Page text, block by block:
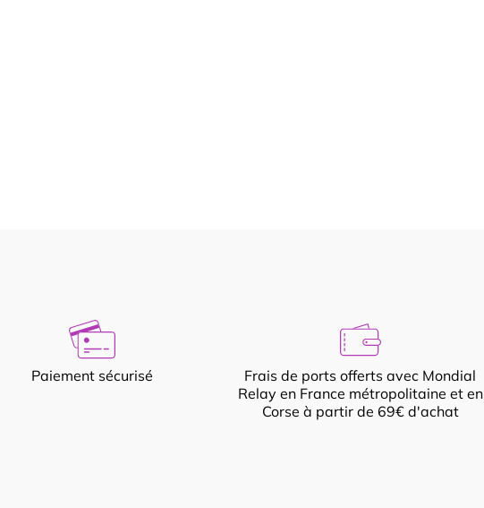
Paiement sécurisé
Frais de ports offerts avec Mondial
Relay en France métropolitaine et en
Corse à partir de 69€ d'achat